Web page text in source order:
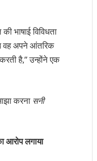
भाषाई विविधता
वह अपने आंतरिक
है,” उन्होंने एक
करना सनी
आरोप लगाया